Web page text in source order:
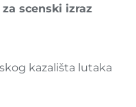
scenski izraz
kazališta lutaka